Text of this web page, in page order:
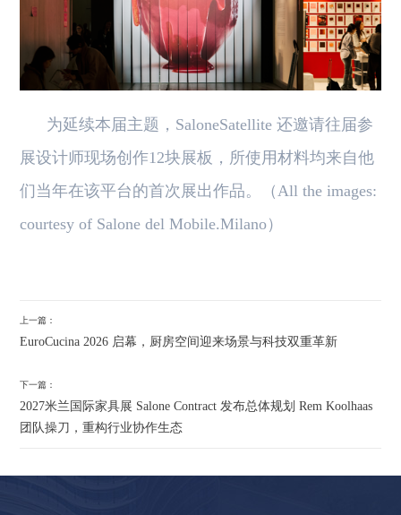
为延续本届主题，SaloneSatellite 还邀请往届参
展设计师现场创作12块展板，所使用材料均来自他
们当年在该平台的首次展出作品。（All the images:
courtesy of Salone del Mobile.Milano）
上一篇：
EuroCucina 2026 启幕，厨房空间迎来场景与科技双重革新
下一篇：
2027米兰国际家具展 Salone Contract 发布总体规划 Rem Koolhaas
团队操刀，重构行业协作生态